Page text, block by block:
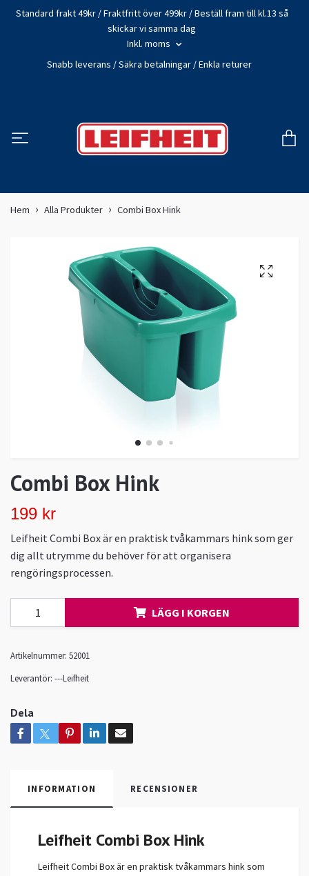
Standard frakt 49kr / Fraktfritt över 499kr / Beställ fram till kl.13 så
skickar vi samma dag
Inkl. moms
Snabb leverans / Säkra betalningar / Enkla returer
Hem Alla Produkter Combi Box Hink
Combi Box Hink
199 kr
Leifheit Combi Box är en praktisk tvåkammars hink som ger
dig allt utrymme du behöver för att organisera
rengöringsprocessen.
LÄGG I KORGEN
Artikelnummer: 52001
Leverantör: ---Leifheit
Dela
INFORMATION RECENSIONER
Leifheit Combi Box Hink
Leifheit Combi Box är en praktisk tvåkammars hink som